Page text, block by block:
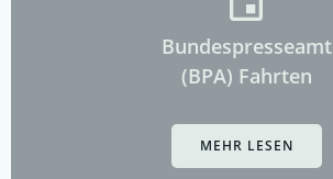
Bundespresseamt
(BPA) Fahrten
MEHR LESEN